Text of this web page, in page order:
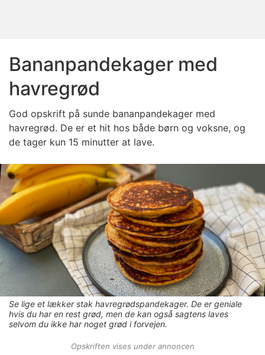
Bananpandekager med
havregrød
God opskrift på sunde bananpandekager med
havregrød. De er et hit hos både børn og voksne, og
de tager kun 15 minutter at lave.
Se lige et lækker stak havregrødspandekager. De er geniale
hvis du har en rest grød, men de kan også sagtens laves
selvom du ikke har noget grød i forvejen.
Opskriften vises under annoncen